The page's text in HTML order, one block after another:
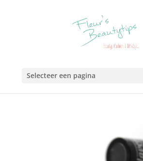
Selecteer een pagina